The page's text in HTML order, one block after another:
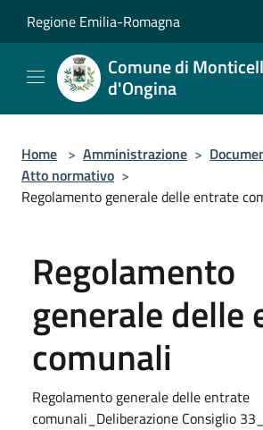
Regione Emilia-Romagna
Comune di
d'Ongina
Home > Amministrazione >
Atto normativo >
Regolamento generale delle entrate
Regolamento
generale delle
comunali
Regolamento generale delle entrate
comunali_Deliberazione Consiglio